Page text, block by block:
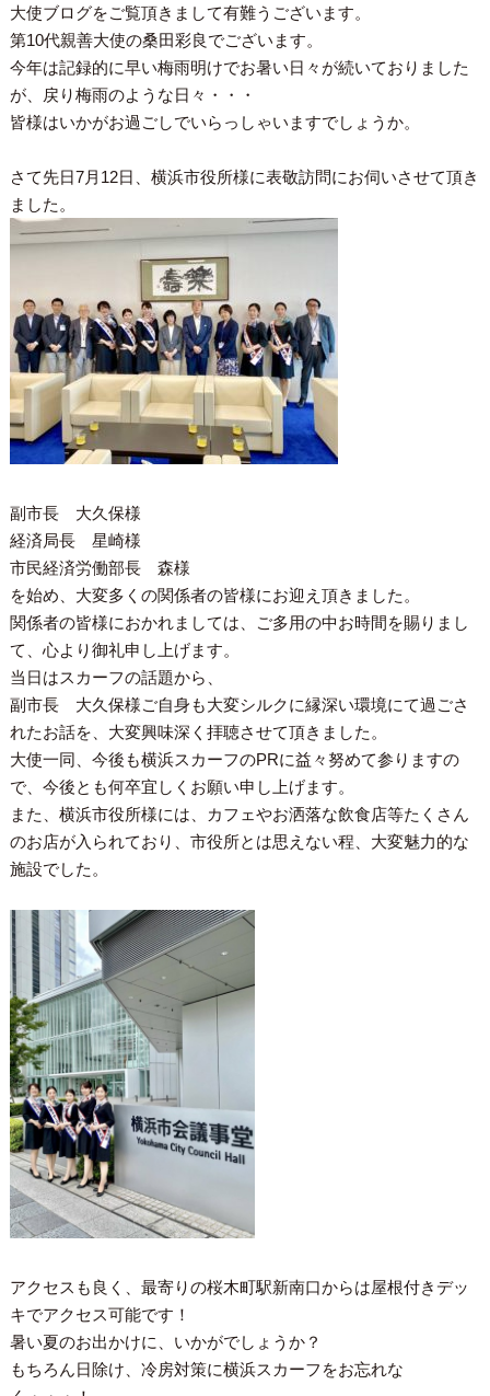
大使ブログをご覧頂きまして有難うございます。
第10代親善大使の桑田彩良でございます。
今年は記録的に早い梅雨明けでお暑い日々が続いておりました
が、戻り梅雨のような日々・・・
皆様はいかがお過ごしでいらっしゃいますでしょうか。
さて先日7月12日、横浜市役所様に表敬訪問にお伺いさせて頂き
ました。
副市長 大久保様
経済局長 星崎様
市民経済労働部長 森様
を始め、大変多くの関係者の皆様にお迎え頂きました。
関係者の皆様におかれましては、ご多用の中お時間を賜りまし
て、心より御礼申し上げます。
当日はスカーフの話題から、
副市長 大久保様ご自身も大変シルクに縁深い環境にて過ごさ
れたお話を、大変興味深く拝聴させて頂きました。
大使一同、今後も横浜スカーフのPRに益々努めて参りますの
で、今後とも何卒宜しくお願い申し上げます。
また、横浜市役所様には、カフェやお洒落な飲食店等たくさん
のお店が入られており、市役所とは思えない程、大変魅力的な
施設でした。
アクセスも良く、最寄りの桜木町駅新南口からは屋根付きデッ
キでアクセス可能です！
暑い夏のお出かけに、いかがでしょうか？
もちろん日除け、冷房対策に横浜スカーフをお忘れな